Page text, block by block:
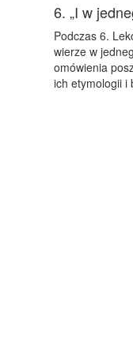
6. „I w
Podczas 6.
wierze w
omówienia
ich etymologii i